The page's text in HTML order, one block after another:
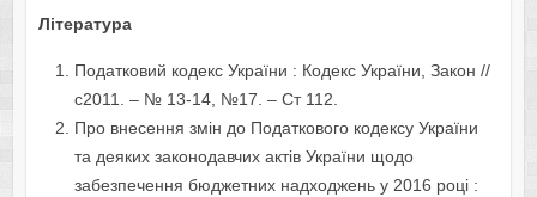
Література
Податковий кодекс України : Кодекс України, Закон //
с2011. – № 13-14, №17. – Ст 112.
Про внесення змін до Податкового кодексу України
та деяких законодавчих актів України щодо
забезпечення бюджетних надходжень у 2016 році :